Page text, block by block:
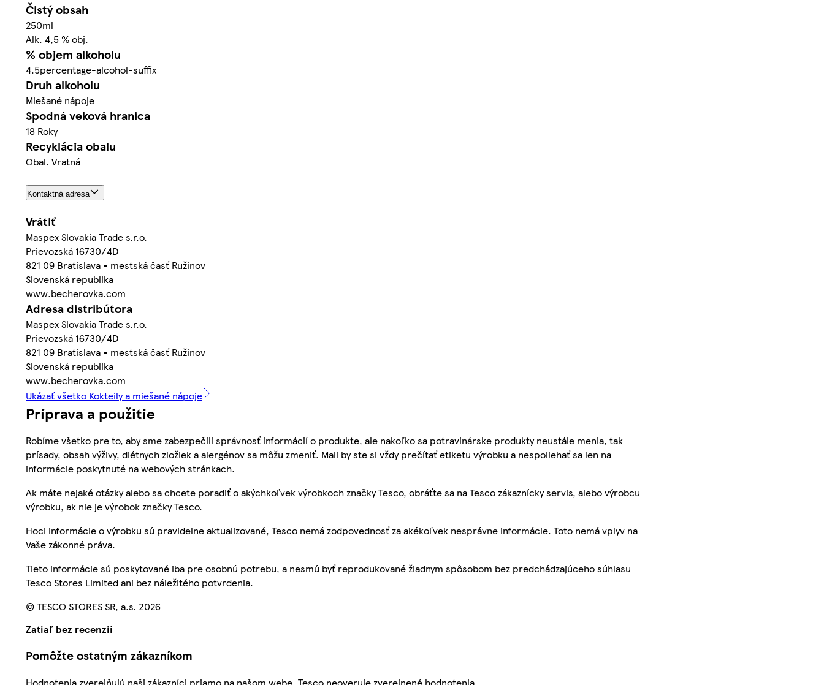
Čistý obsah
250ml
Alk. 4,5 % obj.
% objem alkoholu
4.5percentage-alcohol-suffix
Druh alkoholu
Miešané nápoje
Spodná veková hranica
18 Roky
Recyklácia obalu
Obal. Vratná
Kontaktná adresa
Vrátiť
Maspex Slovakia Trade s.r.o.
Prievozská 16730/4D
821 09 Bratislava - mestská časť Ružinov
Slovenská republika
www.becherovka.com
Adresa distribútora
Maspex Slovakia Trade s.r.o.
Prievozská 16730/4D
821 09 Bratislava - mestská časť Ružinov
Slovenská republika
www.becherovka.com
Ukázať všetko Kokteily a miešané nápoje
Príprava a použitie
Robíme všetko pre to, aby sme zabezpečili správnosť informácií o produkte, ale nakoľko sa potravinárske produkty neustále menia, tak
prísady, obsah výživy, diétnych zložiek a alergénov sa môžu zmeniť. Mali by ste si vždy prečítať etiketu výrobku a nespoliehať sa len na
informácie poskytnuté na webových stránkach.
Ak máte nejaké otázky alebo sa chcete poradiť o akýchkoľvek výrobkoch značky Tesco, obráťte sa na Tesco zákaznícky servis, alebo výrobcu
výrobku, ak nie je výrobok značky Tesco.
Hoci informácie o výrobku sú pravidelne aktualizované, Tesco nemá zodpovednosť za akékoľvek nesprávne informácie. Toto nemá vplyv na
Vaše zákonné práva.
Tieto informácie sú poskytované iba pre osobnú potrebu, a nesmú byť reprodukované žiadnym spôsobom bez predchádzajúceho súhlasu
Tesco Stores Limited ani bez náležitého potvrdenia.
© TESCO STORES SR, a.s. 2026
Zatiaľ bez recenzií
Pomôžte ostatným zákazníkom